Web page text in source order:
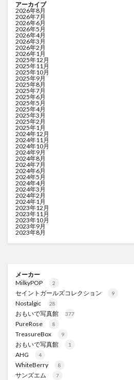
アーカイブ
2026年8月
2026年7月
2026年6月
2026年5月
2026年4月
2026年3月
2026年2月
2026年1月
2025年12月
2025年11月
2025年10月
2025年9月
2025年8月
2025年7月
2025年6月
2025年5月
2025年4月
2025年3月
2025年2月
2025年1月
2024年12月
2024年11月
2024年10月
2024年9月
2024年8月
2024年7月
2024年6月
2024年5月
2024年4月
2024年3月
2024年2月
2024年1月
2023年12月
2023年11月
2023年10月
2023年9月
2023年8月
メーカー
MilkyPOP
2
セイントガールズコレクション 9
Nostalgic 28
おもいで写真館 377
PureRose 8
TreasureBox 9
おもいで写真館 1
AHG 4
WhiteBerry 8
サンズエム 7